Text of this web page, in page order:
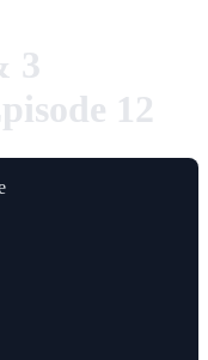
3
12